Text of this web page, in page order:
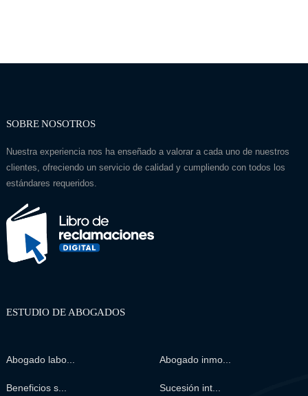
SOBRE NOSOTROS
Nuestra experiencia nos ha enseñado a valorar a cada uno de nuestros
clientes, ofreciendo un servicio de calidad y cumpliendo con todos los
estándares requeridos.
ESTUDIO DE ABOGADOS
Abogado labo... Abogado inmo...
Beneficios s... Sucesión int...